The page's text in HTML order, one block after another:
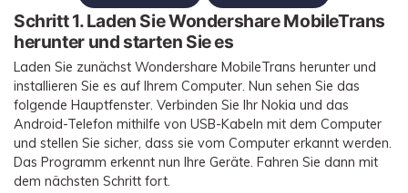
Schritt 1.Laden Sie Wondershare MobileTrans
herunter und starten Sie es
Laden Sie zunächst Wondershare MobileTrans herunter und
installieren Sie es auf Ihrem Computer. Nun sehen Sie das
folgende Hauptfenster. Verbinden Sie Ihr Nokia und das
Android-Telefon mithilfe von USB-Kabeln mit dem Computer
und stellen Sie sicher, dass sie vom Computer erkannt werden.
Das Programm erkennt nun Ihre Geräte. Fahren Sie dann mit
dem nächsten Schritt fort.